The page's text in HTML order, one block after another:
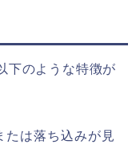
下のような特徴が
たは落ち込みが見